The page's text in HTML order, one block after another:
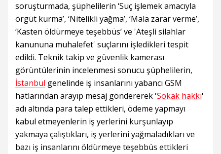
soruşturmada, şüphelilerin ‘Suç işlemek amacıyla
örgüt kurma’, ‘Nitelikli yağma’, ‘Mala zarar verme’,
‘Kasten öldürmeye teşebbüs’ ve 'Ateşli silahlar
kanununa muhalefet' suçlarını işledikleri tespit
edildi. Teknik takip ve güvenlik kamerası
görüntülerinin incelenmesi sonucu şüphelilerin,
İstanbul genelinde iş insanlarını yabancı GSM
hatlarından arayıp mesaj göndererek 'Sokak hakkı'
adı altında para talep ettikleri, ödeme yapmayı
kabul etmeyenlerin iş yerlerini kurşunlayıp
yakmaya çalıştıkları, iş yerlerini yağmaladıkları ve
bazı iş insanlarını öldürmeye teşebbüs ettikleri